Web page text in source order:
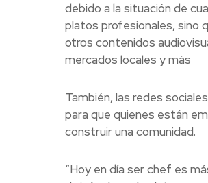
debido a la situación de
platos profesionales, sino
otros contenidos
mercados locales y más
También, las redes
para que quienes están
construir una comunidad.
“Hoy en día ser chef es